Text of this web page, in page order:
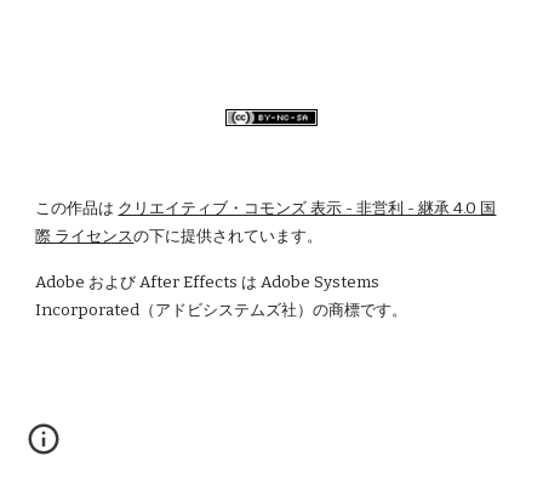
この作品は クリエイティブ・コモンズ 表示 - 非営利 - 継承 4.0 国
際 ライセンスの下に提供されています。
Adobe および After Effects は Adobe Systems
Incorporated（アドビシステムズ社）の商標です。